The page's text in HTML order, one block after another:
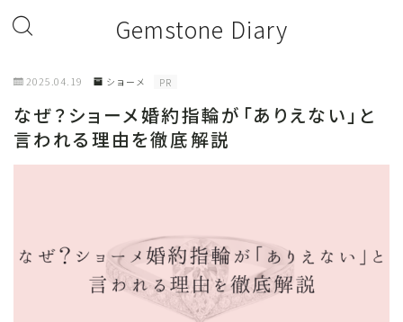
Gemstone Diary
2025.04.19 ショーメ PR
なぜ？ショーメ婚約指輪が「ありえない」と
言われる理由を徹底解説